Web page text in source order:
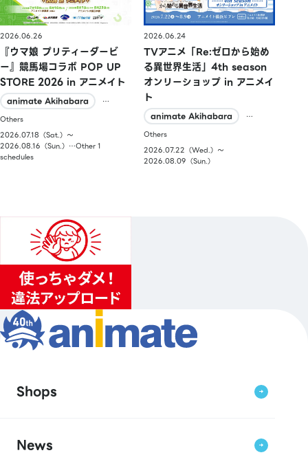
2026.06.26
『ウマ娘 プリティーダービ
ー』競馬場コラボ POP UP
STORE 2026 in アニメイト
animate Akihabara
…
Others
2026.07.18（Sat.）〜
2026.08.16（Sun.）…Other 1
schedules
2026.06.24
TVアニメ「Re:ゼロから始め
る異世界生活」4th season
オンリーショップ in アニメイ
ト
animate Akihabara
…
Others
2026.07.22（Wed.）〜
2026.08.09（Sun.）
Shops
News